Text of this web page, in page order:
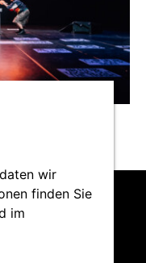
wir
finden Sie
im
Chih